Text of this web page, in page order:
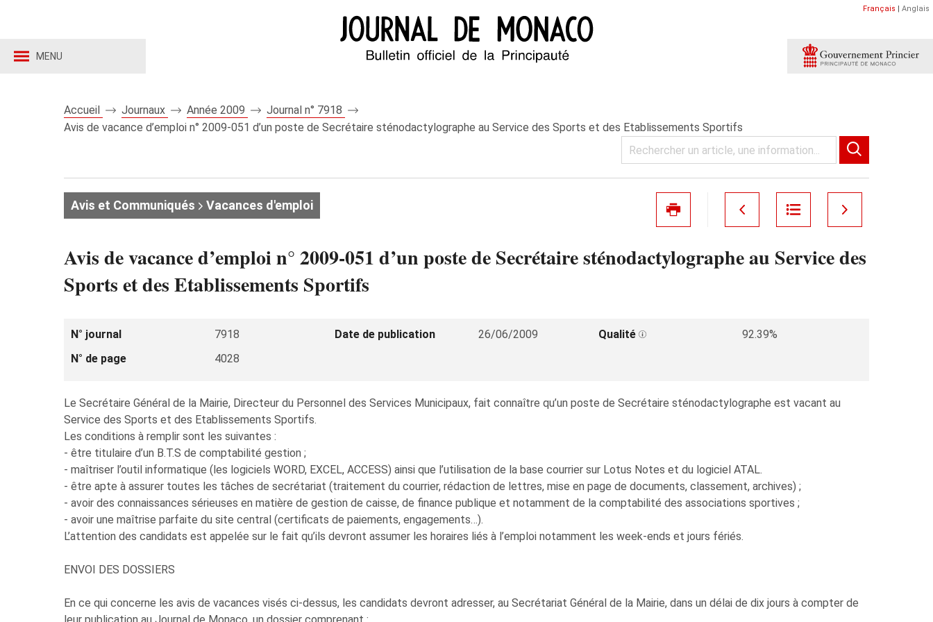
MENU
Français | Anglais
Accueil Journaux Année 2009
Journal n° 7918
Avis de vacance d’emploi n° 2009-051 d’un poste de Secrétaire sténodactylographe au Service des Sports et des Etablissements Sportifs
Avis et Communiqués Vacances d'emploi
Avis de vacance d’emploi n° 2009-051 d’un poste de Secrétaire sténodactylographe au Service des
Sports et des Etablissements Sportifs
N° journal 7918 Date de publication 26/06/2009 Qualité
92.39%
N° de page
4028
Le Secrétaire Général de la Mairie, Directeur du Personnel des Services Municipaux, fait connaître qu’un poste de Secrétaire sténodactylographe est vacant au
Service des Sports et des Etablissements Sportifs.
Les conditions à remplir sont les suivantes :
- être titulaire d’un B.T.S de comptabilité gestion ;
- maîtriser l’outil informatique (les logiciels WORD, EXCEL, ACCESS) ainsi que l’utilisation de la base courrier sur Lotus Notes et du logiciel ATAL.
- être apte à assurer toutes les tâches de secrétariat (traitement du courrier, rédaction de lettres, mise en page de documents, classement, archives) ;
- avoir des connaissances sérieuses en matière de gestion de caisse, de finance publique et notamment de la comptabilité des associations sportives ;
- avoir une maîtrise parfaite du site central (certificats de paiements, engagements…).
L’attention des candidats est appelée sur le fait qu’ils devront assumer les horaires liés à l’emploi notamment les week-ends et jours fériés.
ENVOI DES DOSSIERS
En ce qui concerne les avis de vacances visés ci-dessus, les candidats devront adresser, au Secrétariat Général de la Mairie, dans un délai de dix jours à compter de